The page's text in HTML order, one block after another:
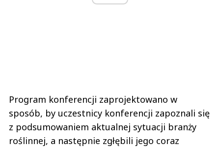
Program konferencji zaprojektowano w
sposób, by uczestnicy konferencji zapoznali się
z podsumowaniem aktualnej sytuacji branży
roślinnej, a następnie zgłębili jego coraz